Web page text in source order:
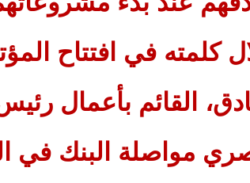
كلمته في افتتاح
القائم بأعمال
مواصلة البنك في